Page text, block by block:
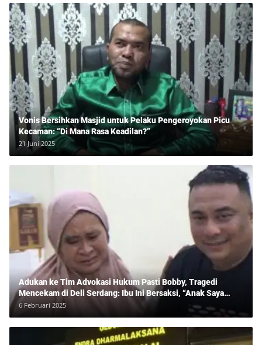
Vonis Bersihkan Masjid untuk Pelaku Pengeroyokan Picu
Kecaman: “Di Mana Rasa Keadilan?”
21 Juni 2025
Adukan ke Tim Advokasi Hukum Pasti Bobby, Tragedi
Mencekam di Deli Serdang: Ibu Ini Bersaksi, “Anak Saya
Ditangkap Tanpa Bukti dan Bukan Bandar Narkoba!”
6 Februari 2025